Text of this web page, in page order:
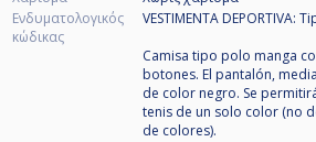
Ενδυματολογικός
κώδικας
VESTIMENTA DEPORTIVA:
Camisa tipo polo manga
botones. El pantalón,
de color negro. Se
tenis de un solo color (no
de colores).